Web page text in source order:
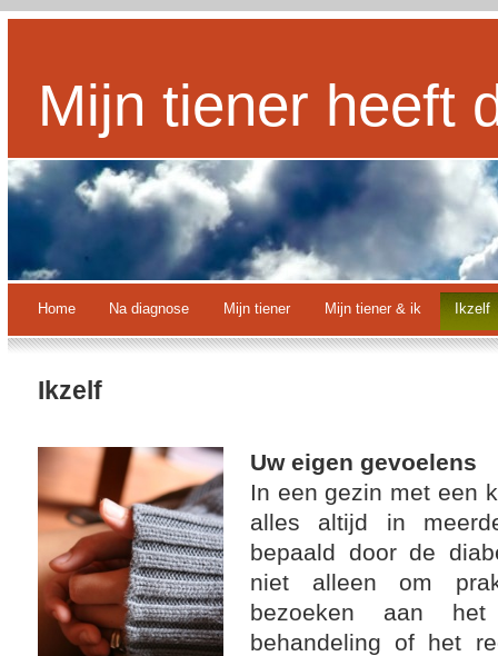
Mijn tiener heeft
Home Na diagnose Mijn tiener Mijn tiener & ik Ikzelf
Ikzelf
Uw eigen gevoelens
In een gezin met een
alles altijd in
bepaald door de
niet alleen om
bezoeken aan
behandeling of het